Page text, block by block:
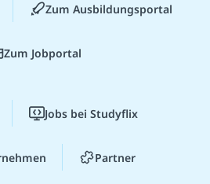
Zum Ausbildungsportal
Zum Jobportal
Jobs bei Studyflix
Partner